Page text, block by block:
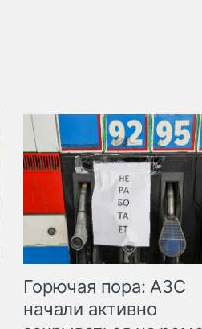
Горючая пора: АЗС
начали активно